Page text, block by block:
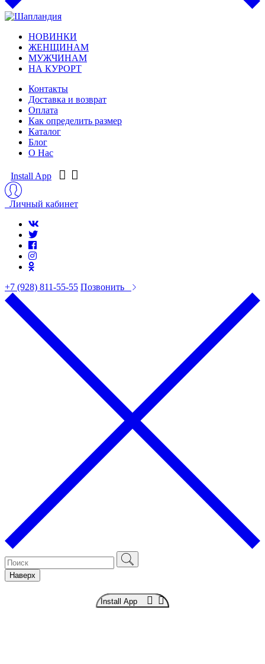
НОВИНКИ
ЖЕНЩИНАМ
МУЖЧИНАМ
НА КУРОРТ
Контакты
Доставка и возврат
Оплата
Как определить размер
Каталог
Блог
О Нас
Install App
Личный кабинет
+7 (928) 811-55-55 Позвонить
Наверх
Install App